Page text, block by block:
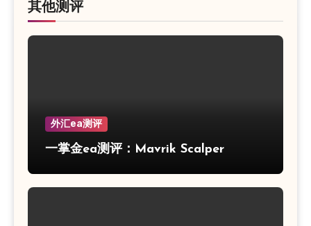
其他测评
外汇ea测评
一掌金ea测评：Mavrik Scalper